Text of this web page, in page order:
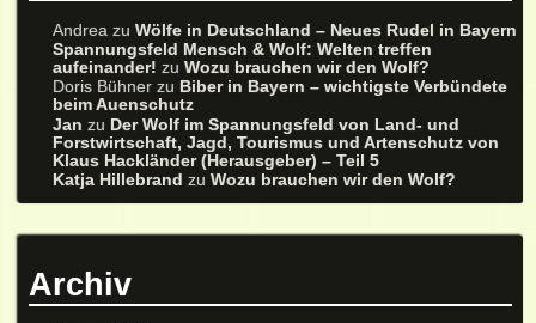
Andrea zuWölfe in Deutschland – Neues Rudel in Bayern
Spannungsfeld Mensch & Wolf: Welten treffen
aufeinander! zuWozu brauchen wir den Wolf?
Doris Bühner zu Biber in Bayern – wichtigste Verbündete
beim Auenschutz
Jan zu Der Wolf im Spannungsfeld von Land- und
Forstwirtschaft, Jagd, Tourismus und Artenschutz von
Klaus Hackländer (Herausgeber) – Teil 5
Katja Hillebrand zuWozu brauchen wir den Wolf?
Archiv